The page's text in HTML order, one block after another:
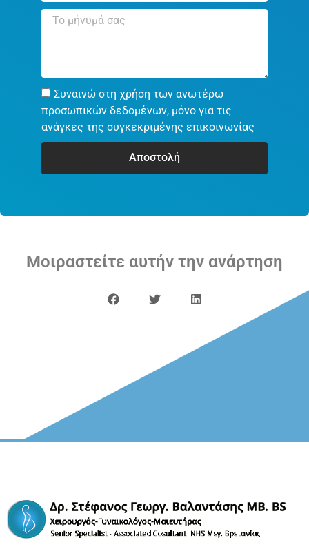
Συναινώ στη χρήση των ανωτέρω
προσωπικών δεδομένων, μόνο για τις
ανάγκες της συγκεκριμένης επικοινωνίας
Αποστολή
Μοιραστείτε αυτήν την ανάρτηση